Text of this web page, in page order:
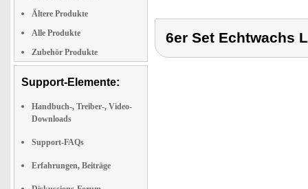
Ältere Produkte
Alle Produkte
Zubehör Produkte
Support-Elemente:
Handbuch-, Treiber-, Video-
Downloads
Support-FAQs
Erfahrungen, Beiträge
6er Set Echtwachs